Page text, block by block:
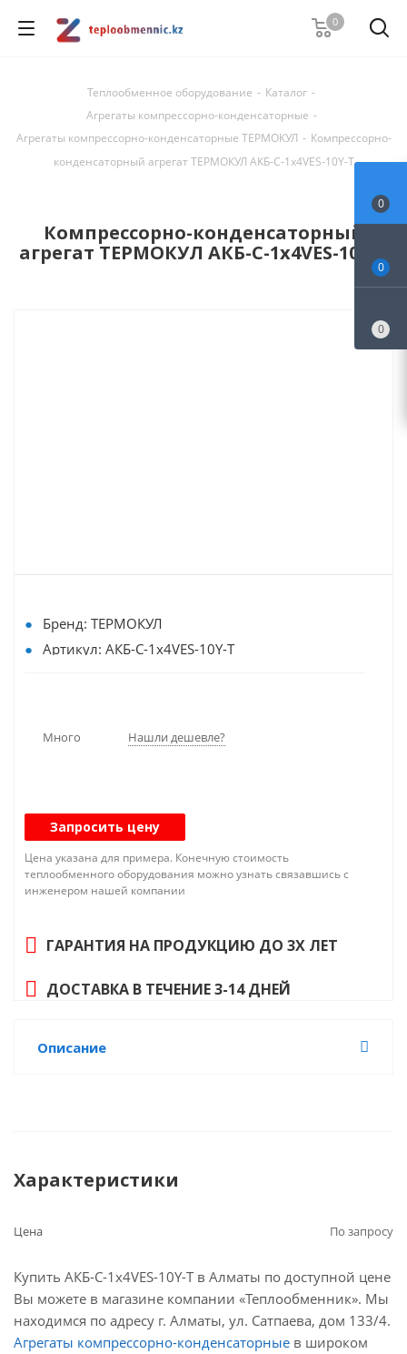
0
Теплообменное оборудование - Каталог -
Агрегаты компрессорно-конденсаторные -
Агрегаты компрессорно-конденсаторные ТЕРМОКУЛ - Компрессорно-
конденсаторный агрегат ТЕРМОКУЛ АКБ-С-1х4VES-10Y-Т
Компрессорно-конденсаторный
агрегат ТЕРМОКУЛ АКБ-С-1х4VES-10Y-Т
Бренд: ТЕРМОКУЛ
Артикул: АКБ-С-1х4VES-10Y-Т
Индикатор влажности: да / нет
Q₀, кВт: 33,3
Исполнение: Торговое / Коммерческое
Холодопроизводительность. Диапазон
температур кипения хладагента: от -20 до -10
Хладагент: R404A
Масса: 295 кг
Объем ресивера: 25 дм³
Температурный режим : Среднетемпературный
Много Нашли дешевле?
Запросить цену
Цена указана для примера. Конечную стоимость
теплообменного оборудования можно узнать связавшись с
инженером нашей компании
ГАРАНТИЯ НА ПРОДУКЦИЮ ДО 3Х ЛЕТ
ДОСТАВКА В ТЕЧЕНИЕ 3-14 ДНЕЙ
Описание
Характеристики
Цена По запросу
Купить АКБ-С-1х4VES-10Y-Т в Алматы по доступной цене
Вы можете в магазине компании «Теплообменник». Мы
находимся по адресу г. Алматы, ул. Сатпаева, дом 133/4.
Агрегаты компрессорно-конденсаторные в широком
0
0
0